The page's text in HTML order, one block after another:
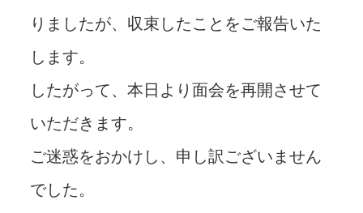
りましたが、収束したことをご報告いた
します。
したがって、本日より面会を再開させて
いただきます。
ご迷惑をおかけし、申し訳ございません
でした。